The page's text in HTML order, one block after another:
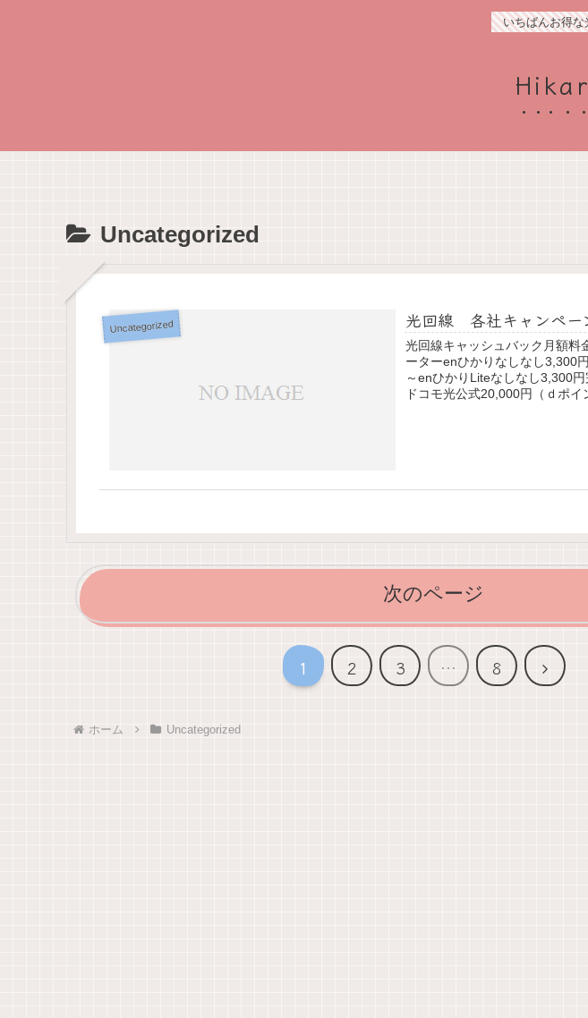
いちばんお得な
Uncategorized
Uncategorized 光回線 各社キャンペー
光回線キャッシュバック月額料
ーターenひかりなしなし3,300
～enひかりLiteなしなし3,300
ドコモ光公式20,000円（ｄポ
次のページ
1 2 3 … 8
次
ホーム Uncategorized